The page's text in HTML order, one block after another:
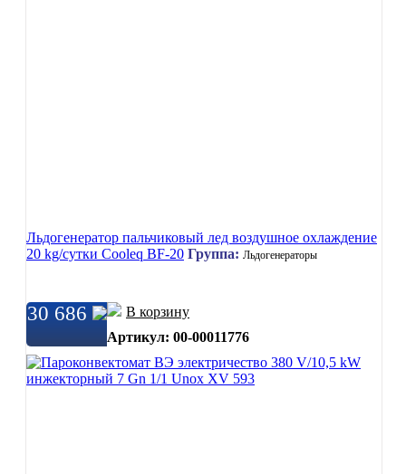
Льдогенератор пальчиковый лед воздушное охлаждение
20 kg/сутки Cooleq BF-20 Группа: Льдогенераторы
30 686
В корзину
Артикул: 00-00011776